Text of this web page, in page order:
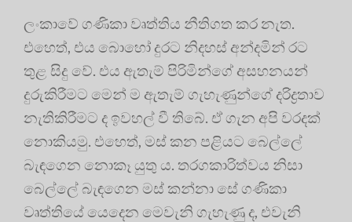
ලංකාවේ ගණිකා වෘත්තිය නීතිගත කර නැත.
එහෙත්, එය බොහෝ දුරට නිදහස් අන්දමින් රට
තුළ සිදු වේ. එය ඇතැම් පිරිමින්ගේ අසහනයන්
දුරුකිරීමට මෙන් ම ඇතැම් ගැහැණුන්ගේ දරිද්‍රතාව
නැතිකිරීමට ද ඉවහල් වී තිබේ. ඒ ගැන අපි වරදක්
නොකියමු. එහෙත්, මස් කන පළියට බෙල්ලේ
බැඳගෙන නොකෑ යුතු ය. තරගකාරිත්වය නිසා
බෙල්ලේ බැඳගෙන මස් කන්නා සේ ගණිකා
වෘත්තියේ යෙදෙන මෙවැනි ගැහැණු ද, එවැනි